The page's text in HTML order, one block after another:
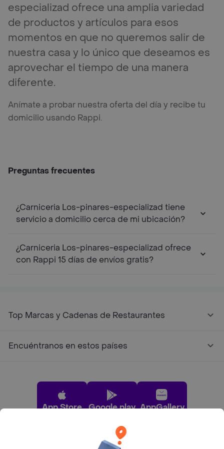
especializad ofrece una amplia variedad
de productos y artículos para esos
momentos en que no queremos salir de
nuestra casa y lo único que deseamos es
aprovechar el tiempo de una manera
diferente.
Anímate a probar nuestra oferta del día y recibe tu
domicilio usando Rappi.
Preguntas frecuentes
¿Carniceria Los-pinares-especializad tiene
servicio a domicilio cerca de mi ubicación?
¿Carniceria Los-pinares-especializad ofrece
con Rappi 15 días de envíos gratis?
Top Marcas y Cadenas de Restaurantes
Encuéntranos en estos países
App Store Google play AppGallery